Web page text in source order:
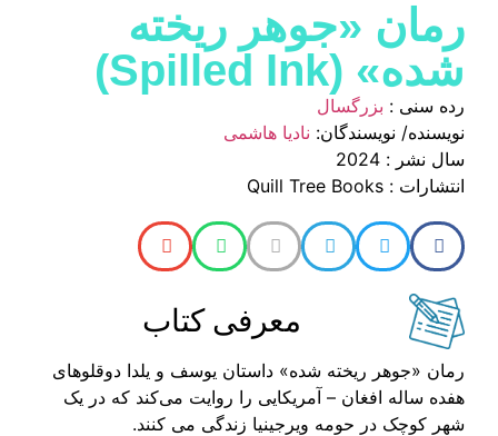
رمان «جوهر ریخته
شده» (Spilled Ink)
رده سنی : بزرگسال
نویسنده/ نویسندگان: نادیا هاشمی
سال نشر : 2024
انتشارات : Quill Tree Books
معرفی کتاب
رمان «جوهر ریخته شده» داستان یوسف و یلدا دوقلوهای
هفده ساله افغان – آمریکایی را روایت می‌کند که در یک
شهر کوچک در حومه ویرجینیا زندگی می کنند.